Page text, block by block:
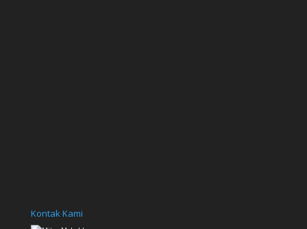
Kontak Kami